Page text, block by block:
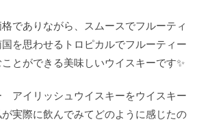
でありながら、スムースでフルーティ
を思わせるトロピカルでフルーティー
とができる美味しいウイスキーです✨
アイリッシュウイスキーをウイスキー
実際に飲んでみてどのように感じたの